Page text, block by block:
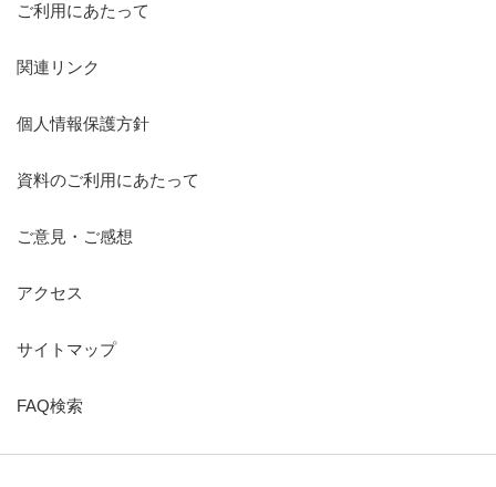
ご利用にあたって
関連リンク
個人情報保護方針
資料のご利用にあたって
ご意見・ご感想
アクセス
サイトマップ
FAQ検索